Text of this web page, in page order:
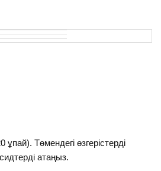
ұпай). Төмендегі өзгерістерді
атаңыз.